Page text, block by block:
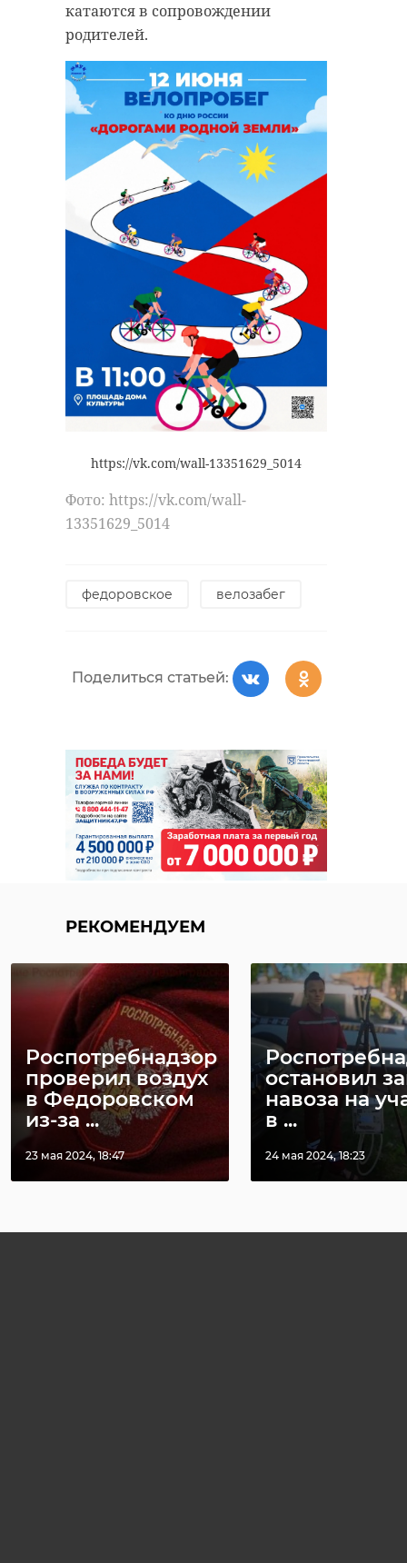
катаются в сопровождении
родителей.
https://vk.com/wall-13351629_5014
Фото: https://vk.com/wall-
13351629_5014
федоровское велозабег
Поделиться статьей:
РЕКОМЕНДУЕМ
Роспотребнадзор
проверил воздух
в Федоровском
из-за ...
23 мая 2024, 18:47
остановил
навоза на
в ...
24 мая 2024, 18:23